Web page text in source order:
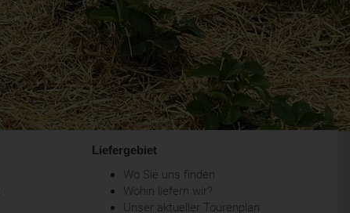
Liefergebiet
Wo Sie uns finden
Wohin liefern wir?
Unser aktueller Tourenplan